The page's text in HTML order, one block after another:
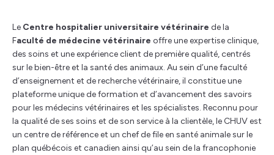
Le Centre hospitalier universitaire vétérinaire de la
Faculté de médecine vétérinaire offre une expertise clinique,
des soins et une expérience client de première qualité, centrés
sur le bien-être et la santé des animaux. Au sein d’une faculté
d’enseignement et de recherche vétérinaire, il constitue une
plateforme unique de formation et d’avancement des savoirs
pour les médecins vétérinaires et les spécialistes. Reconnu pour
la qualité de ses soins et de son service à la clientèle, le CHUV est
un centre de référence et un chef de file en santé animale sur le
plan québécois et canadien ainsi qu’au sein de la francophonie